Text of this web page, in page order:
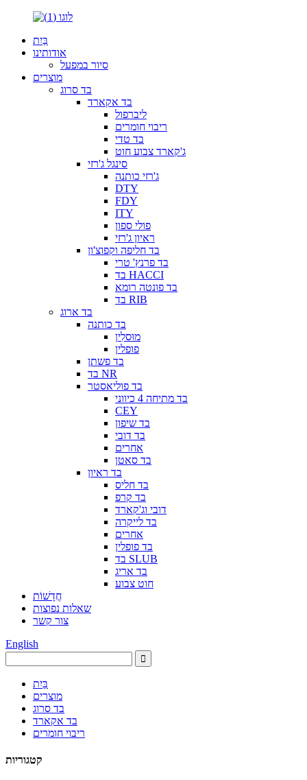
בַּיִת
אודותינו
סיור במפעל
מוצרים
בד סרוג
בד אקארד
ליברפול
ריבוי חומרים
בד טדי
ג'קארד צבוע חוט
סינגל ג'רזי
ג'רזי כותנה
DTY
FDY
ITY
פולי ספון
ראיון ג'רזי
בד חליפה וקפוצ'ון
בד פרנץ' טרי
בד HACCI
בד פונטה רומא
בד RIB
בד ארוג
בד כותנה
מוּסלִין
פופלין
בד פשתן
בד NR
בד פוליאסטר
בד מתיחה 4 כיווני
CEY
בד שיפון
בד דובי
אחרים
בד סאטן
בד ראיון
בד חליס
בד קרפ
דובי וג'קארד
בד לייקרה
אחרים
בד פופלין
בד SLUB
בד אריג
חוט צבוע
חֲדָשׁוֹת
שאלות נפוצות
צור קשר
English
בַּיִת
מוצרים
בד סרוג
בד אקארד
ריבוי חומרים
קטגוריות